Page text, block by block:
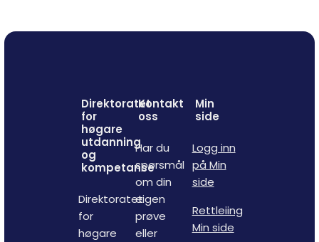
Direktoratet
for
høgare
utdanning
og
kompetanse
Direktoratet
for
høgare
Kontakt
oss
Har du
spørsmål
om din
eigen
prøve
eller
Min
side
Logg inn
på Min
side
Rettleiing
Min side